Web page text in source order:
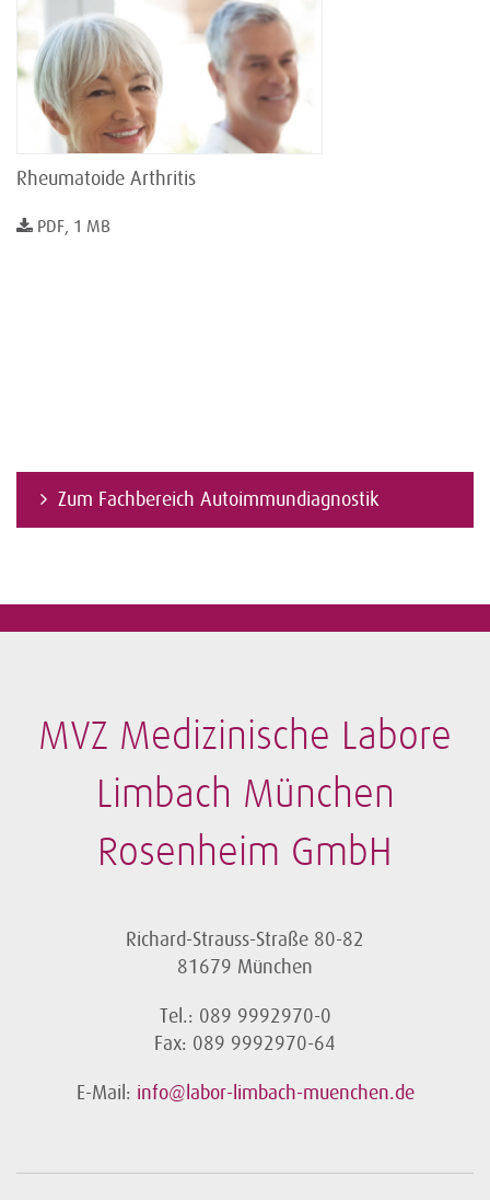
Rheumatoide Arthritis
PDF, 1 MB
Zum Fachbereich Autoimmundiagnostik
MVZ Medizinische Labore
Limbach München
Rosenheim GmbH
Richard-Strauss-Straße 80-82
81679 München
Tel.: 089 9992970-0
Fax: 089 9992970-64
E-Mail: info@labor-limbach-muenchen.de